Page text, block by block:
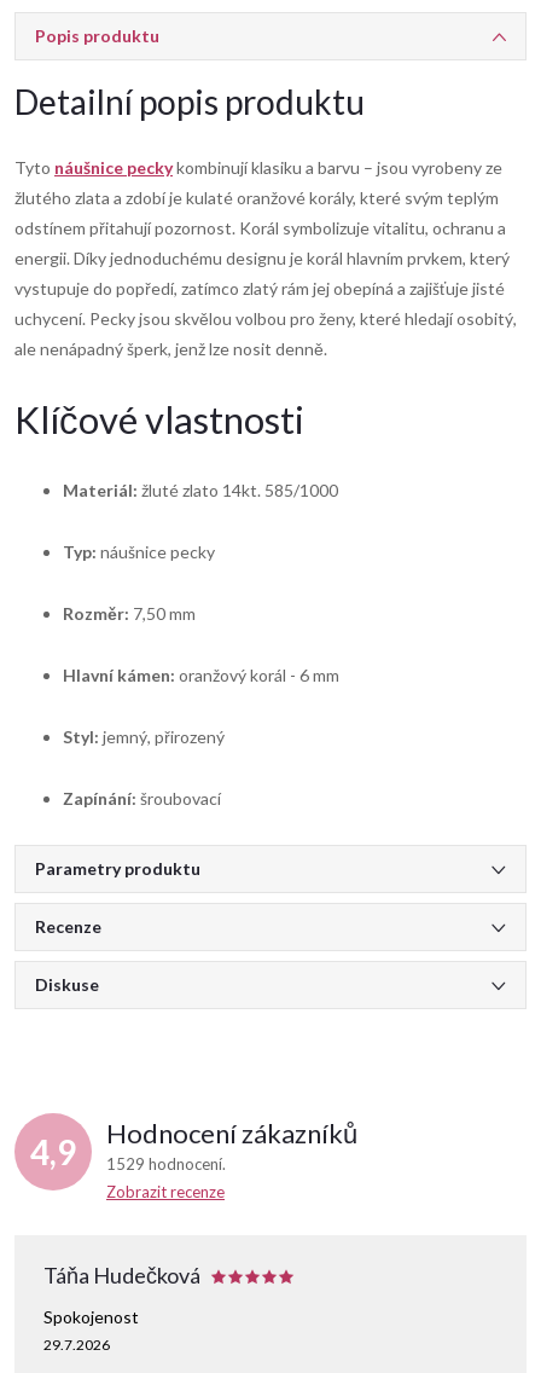
Popis produktu
Detailní popis produktu
Tyto náušnice peckykombinují klasiku a barvu – jsou vyrobeny ze
žlutého zlata a zdobí je kulaté oranžové korály, které svým teplým
odstínem přitahují pozornost. Korál symbolizuje vitalitu, ochranu a
energii. Díky jednoduchému designu je korál hlavním prvkem, který
vystupuje do popředí, zatímco zlatý rám jej obepíná a zajišťuje jisté
uchycení. Pecky jsou skvělou volbou pro ženy, které hledají osobitý,
ale nenápadný šperk, jenž lze nosit denně.
Klíčové vlastnosti
Materiál: žluté zlato 14kt. 585/1000
Typ: náušnice pecky
Rozměr: 7,50 mm
Hlavní kámen: oranžový korál - 6 mm
Styl: jemný, přirozený
Zapínání: šroubovací
Parametry produktu
Recenze
Diskuse
4,9 Hodnocení zákazníků
1529 hodnocení
Zobrazit recenze
Táňa Hudečková
29.7.2026
Spokojenost